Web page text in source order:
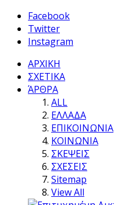
Facebook
Twitter
Instagram
ΑΡΧΙΚΗ
ΣΧΕΤΙΚΑ
ΆΡΘΡΑ
ALL
ΕΛΛΑΔΑ
ΕΠΙΚΟΙΝΩΝΙΑ
ΚΟΙΝΩΝΙΑ
ΣΚΕΨΕΙΣ
ΣΧΕΣΕΙΣ
Sitemap
View All